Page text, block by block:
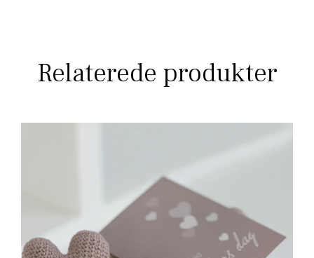
Relaterede produkter